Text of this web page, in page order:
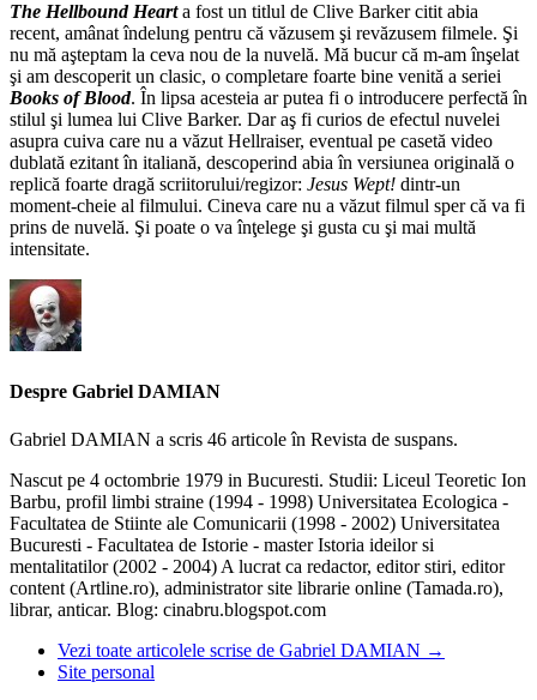
The Hellbound Hearta fost un titlul de Clive Barker citit abia
recent, amânat îndelung pentru că văzusem şi revăzusem filmele. Şi
nu mă aşteptam la ceva nou de la nuvelă. Mă bucur că m-am înşelat
şi am descoperit un clasic, o completare foarte bine venită a seriei
Books of Blood. În lipsa acesteia ar putea fi o introducere perfectă în
stilul şi lumea lui Clive Barker. Dar aş fi curios de efectul nuvelei
asupra cuiva care nu a văzut Hellraiser, eventual pe casetă video
dublată ezitant în italiană, descoperind abia în versiunea originală o
replică foarte dragă scriitorului/regizor: Jesus Wept! dintr-un
moment-cheie al filmului. Cineva care nu a văzut filmul sper că va fi
prins de nuvelă. Şi poate o va înţelege şi gusta cu şi mai multă
intensitate.
Despre Gabriel DAMIAN
Gabriel DAMIAN a scris 46 articole în Revista de suspans.
Nascut pe 4 octombrie 1979 in Bucuresti. Studii: Liceul Teoretic Ion
Barbu, profil limbi straine (1994 - 1998) Universitatea Ecologica -
Facultatea de Stiinte ale Comunicarii (1998 - 2002) Universitatea
Bucuresti - Facultatea de Istorie - master Istoria ideilor si
mentalitatilor (2002 - 2004) A lucrat ca redactor, editor stiri, editor
content (Artline.ro), administrator site librarie online (Tamada.ro),
librar, anticar. Blog: cinabru.blogspot.com
Vezi toate articolele scrise de Gabriel DAMIAN →
Site personal